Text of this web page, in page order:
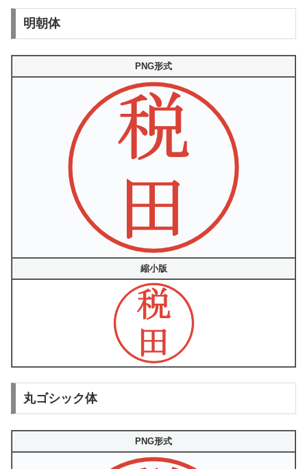
明朝体
PNG形式
縮小版
丸ゴシック体
PNG形式